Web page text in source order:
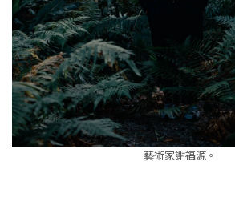
藝術家謝福源。